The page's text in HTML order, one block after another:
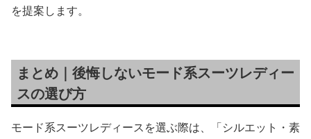
を提案します。
まとめ｜後悔しないモード系スーツレディー
スの選び方
モード系スーツレディースを選ぶ際は、「シルエット・素